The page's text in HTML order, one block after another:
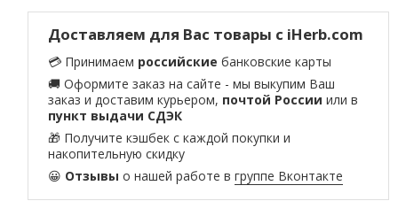
Доставляем для Вас товары с iHerb.com
💳 Принимаем российские банковские карты
🚚 Оформите заказ на сайте - мы выкупим Ваш
заказ и доставим курьером, почтой России или в
пункт выдачи СДЭК
🎁 Получите кэшбек с каждой покупки и
накопительную скидку
😀 Отзывы о нашей работе вгруппе Вконтакте